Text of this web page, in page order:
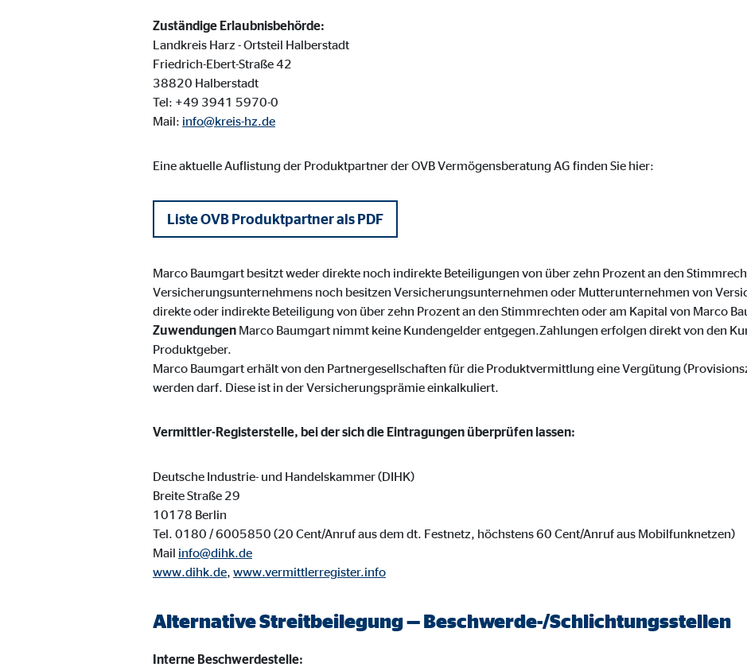
Zuständige Erlaubnisbehörde:
Landkreis Harz - Ortsteil Halberstadt
Friedrich-Ebert-Straße 42
38820 Halberstadt
Tel: +49 3941 5970-0
Mail: info@kreis-hz.de
Eine aktuelle Auflistung der Produktpartner der OVB Vermögensberatung AG finden Sie hier:
Liste OVB Produktpartner als PDF
Marco Baumgart besitzt weder direkte noch indirekte Beteiligungen von über zehn Prozent an den
Versicherungsunternehmens noch besitzen Versicherungsunternehmen oder Mutterunternehmen von
direkte oder indirekte Beteiligung von über zehn Prozent an den Stimmrechten oder am Kapital von Marco
Zuwendungen Marco Baumgart nimmt keine Kundengelder entgegen.Zahlungen erfolgen direkt von den
Produktgeber.
Marco Baumgart erhält von den Partnergesellschaften für die Produktvermittlung eine Vergütung
werden darf. Diese ist in der Versicherungsprämie einkalkuliert.
Vermittler-Registerstelle, bei der sich die Eintragungen überprüfen lassen:
Deutsche Industrie- und Handelskammer (DIHK)
Breite Straße 29
10178 Berlin
Tel. 0180 / 6005850 (20 Cent/Anruf aus dem dt. Festnetz, höchstens 60 Cent/Anruf aus Mobilfunknetzen)
Mail info@dihk.de
www.dihk.de, www.vermittlerregister.info
Alternative Streitbeilegung — Beschwerde-/Schlichtungsstellen
Interne Beschwerdestelle:
Cookie Laufzeit:
Einverständnis Cookie | Empfänger: OVB
Zweck: Speichern Ihrer Einwilligungen
Statistik Cookies erfassen Informationen anonym. Diese Informationen helfen uns zu verstehen, wie unsere Besucher unsere Website
Google Analytics | Empfänger: OVB, Google Ireland Ltd.
_ga, _gat_UA-41411249-1, _gid
Anbieter: Google Ireland Ltd.
Marketing Cookies
Marketing Cookies werden eingesetzt, um personalisierte Werbung anzuzeigen. Zu diesem Zweck werden die Daten an Drittanbieter
Besucher über die Websites hinweg verfolgen.